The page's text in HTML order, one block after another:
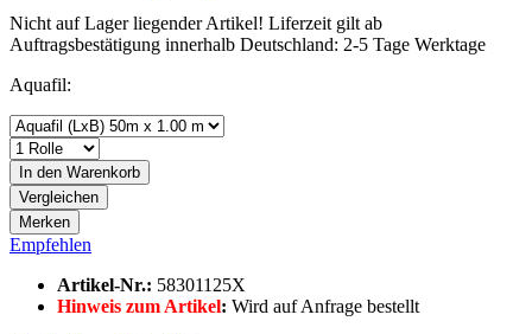
Nicht auf Lager liegender Artikel! Liferzeit gilt ab
Auftragsbestätigung innerhalb Deutschland: 2-5 Tage Werktage
Aquafil:
In den Warenkorb
Vergleichen
Merken
Empfehlen
Artikel-Nr.: 58301125X
Hinweis zum Artikel: Wird auf Anfrage bestellt